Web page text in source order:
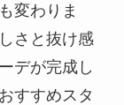
変わりま
さと抜け感
デが完成し
すすめスタ